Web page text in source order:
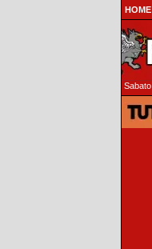
HOME